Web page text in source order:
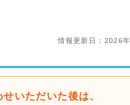
情報更新日：2026
いただいた後は、